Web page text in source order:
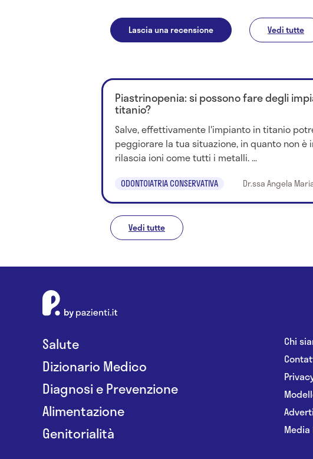
Lascia una recensione Vedi tutte
Piastrinopenia: si possono fare degli
titanio?
Salve, effettivamente l'impianto in titanio
peggiorare la tua situazione, in quanto non è
rilascia ioni come tutti i metalli. ...
ODONTOIATRIA CONSERVATIVA Dr.ssa Angela
Vedi tutte
Salute
Dizionario Medico
Diagnosi e Prevenzione
Alimentazione
Genitorialità
Chi